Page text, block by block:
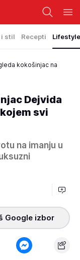
i stil Recepti Lifestyle
kokošinjac na
Dejvida
svi
na imanju u
Google izbor